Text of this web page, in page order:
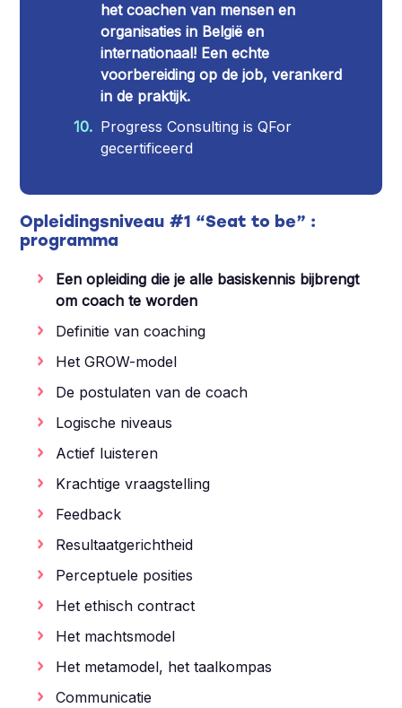
het coachen van mensen en
organisaties in België en
internationaal! Een echte
voorbereiding op de job, verankerd
in de praktijk.
Progress Consulting is QFor
gecertificeerd
Opleidingsniveau #1 “Seat to be” :
programma
Een opleiding die je alle basiskennis bijbrengt
om coach te worden
Definitie van coaching
Het GROW-model
De postulaten van de coach
Logische niveaus
Actief luisteren
Krachtige vraagstelling
Feedback
Resultaatgerichtheid
Perceptuele posities
Het ethisch contract
Het machtsmodel
Het metamodel, het taalkompas
Communicatie